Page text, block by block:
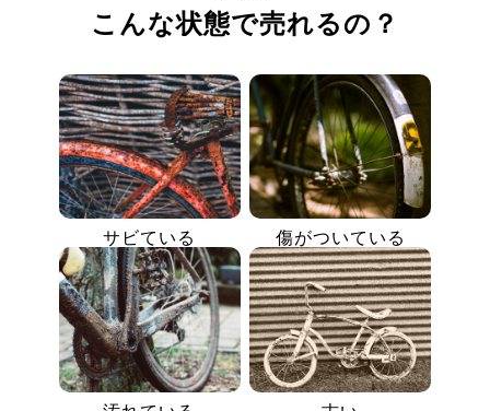
こんな状態で売れるの？
サビている 傷がついている